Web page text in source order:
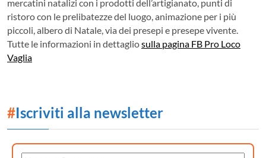
mercatini natalizi con i prodotti dell’artigianato, punti di
ristoro con le prelibatezze del luogo, animazione per i più
piccoli, albero di Natale, via dei presepi e presepe vivente.
Tutte le informazioni in dettagliosulla pagina FB Pro Loco
Vaglia
#Iscriviti alla newsletter